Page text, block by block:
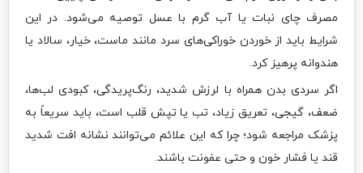
مصرف چای نبات یا آب گرم با عسل توصیه می‌شود. در این
شرایط باید از خوردن خوراکی‌های سرد مانند ماست، خیار، سالاد یا
هندوانه پرهیز کرد.
اگر سردی بدن همراه با لرزش شدید، رنگ‌پریدگی، کبودی لب‌ها،
ضعف، گیجی، تعریق زیاد، تب یا تپش قلب است، باید سریعاً به
پزشک مراجعه شود؛ چرا که این علائم می‌توانند نشانه افت شدید
قند یا فشار خون و حتی عفونت باشند.